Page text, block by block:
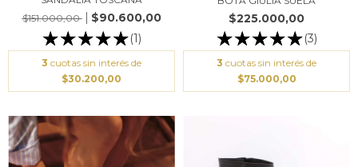
$151.000,00
$90.600,00
(1)
3 cuotas sin interés de
$30.200,00
$225.000,00
(3)
3 cuotas sin interés de
$75.000,00